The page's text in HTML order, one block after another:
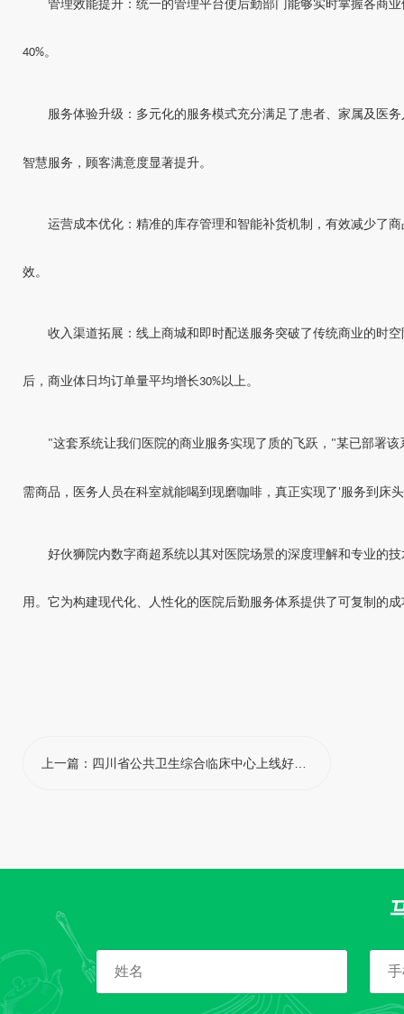
管理效能提升：统一的管理平台使后勤部门能够实时掌握各商
40%。
服务体验升级：多元化的服务模式充分满足了患者、家属及医
智慧服务，顾客满意度显著提升。
运营成本优化：精准的库存管理和智能补货机制，有效减少了
效。
收入渠道拓展：线上商城和即时配送服务突破了传统商业的时
后，商业体日均订单量平均增长30%以上。
"这套系统让我们医院的商业服务实现了质的飞跃， "某已部署该
需商品，医务人员在科室就能喝到现磨咖啡，真正实现了 ' 服务到床头
好伙狮院内数字商超系统以其对医院场景的深度理解和专业的
用。它为构建现代化、人性化的医院后勤服务体系提供了可复制的
上一篇： 四川省公共卫生综合临床中心上线好伙狮医院数字食堂